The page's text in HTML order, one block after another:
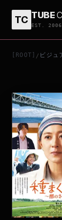
TC TUBE
EST. 2006
[ROOT] / ビジュ
種まく旅人